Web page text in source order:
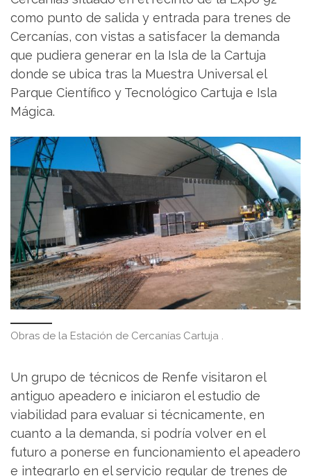
como punto de salida y entrada para trenes de
Cercanías, con vistas a satisfacer la demanda
que pudiera generar en la Isla de la Cartuja
donde se ubica tras la Muestra Universal el
Parque Científico y Tecnológico Cartuja e Isla
Mágica.
Obras de la Estación de Cercanías Cartuja .
Un grupo de técnicos de Renfe visitaron el
antiguo apeadero e iniciaron el estudio de
viabilidad para evaluar si técnicamente, en
cuanto a la demanda, si podría volver en el
futuro a ponerse en funcionamiento el apeadero
e integrarlo en el servicio regular de trenes de